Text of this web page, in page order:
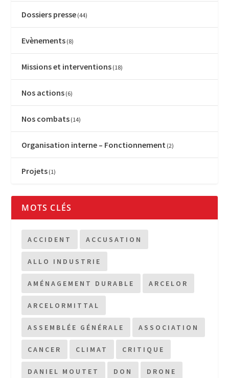
Dossiers presse (44)
Evènements (8)
Missions et interventions (18)
Nos actions (6)
Nos combats (14)
Organisation interne – Fonctionnement (2)
Projets (1)
MOTS CLÉS
ACCIDENT ACCUSATION
ALLO INDUSTRIE
AMÉNAGEMENT DURABLE ARCELOR
ARCELORMITTAL
ASSEMBLÉE GÉNÉRALE ASSOCIATION
CANCER CLIMAT CRITIQUE
DANIEL MOUTET DON DRONE